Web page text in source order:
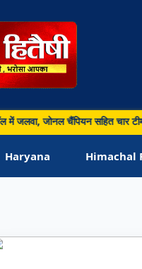
जोनल चैंपियन सहित चार
Haryana Himachal